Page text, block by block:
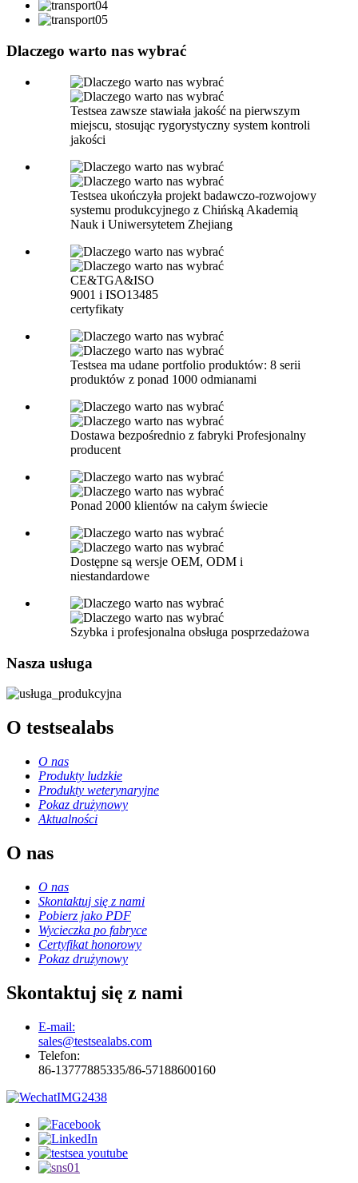
Dlaczego warto nas wybrać
Testsea zawsze stawiała jakość na pierwszym
miejscu, stosując rygorystyczny system kontroli
jakości
Testsea ukończyła projekt badawczo-rozwojowy
systemu produkcyjnego z Chińską Akademią
Nauk i Uniwersytetem Zhejiang
CE&TGA&ISO
9001 i ISO13485
certyfikaty
Testsea ma udane portfolio produktów: 8 serii
produktów z ponad 1000 odmianami
Dostawa bezpośrednio z fabryki Profesjonalny
producent
Ponad 2000 klientów na całym świecie
Dostępne są wersje OEM, ODM i
niestandardowe
Szybka i profesjonalna obsługa posprzedażowa
Nasza usługa
O testsealabs
O nas
Produkty ludzkie
Produkty weterynaryjne
Pokaz drużynowy
Aktualności
O nas
O nas
Skontaktuj się z nami
Pobierz jako PDF
Wycieczka po fabryce
Certyfikat honorowy
Pokaz drużynowy
Skontaktuj się z nami
E-mail:
sales@testsealabs.com
Telefon:
86-13777885335/86-57188600160